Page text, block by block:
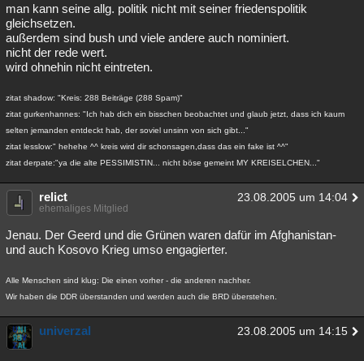
man kann seine allg. politik nicht mit seiner friedenspolitik
gleichsetzen.
außerdem sind bush und viele andere auch nominiert.
nicht der rede wert.
wird ohnehin nicht eintreten.
zitat shadow: "Kreis: 288 Beiträge (288 Spam)"
zitat gurkenhannes: "Ich hab dich ein bisschen beobachtet und glaub jetzt, dass ich kaum
selten jemanden entdeckt hab, der soviel unsinn von sich gibt..."
zitat lesslow:" hehehe ^^ kreis wird dir schonsagen,dass das ein fake ist ^^"
zitat derpate:"ya die alte PESSIMISTIN... nicht böse gemeint MY KREISELCHEN..."
relict 23.08.2005 um 14:04
ehemaliges Mitglied
Jenau. Der Geerd und die Grünen waren dafür im Afghanistan-
und auch Kosovo Krieg umso engagierter.
Alle Menschen sind klug: Die einen vorher - die anderen nachher.
Wir haben die DDR überstanden und werden auch die BRD überstehen.
univerzal 23.08.2005 um 14:15